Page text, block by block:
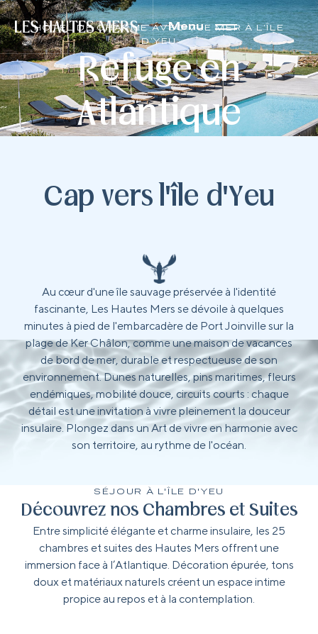
Menu
HÔTEL DE CHARME AVEC VUE MER À L’ÎLE
D’YEU
Refuge en
Atlantique
Cap vers l'île d'Yeu
Au cœur d'une île sauvage préservée à l'identité
fascinante, Les Hautes Mers se dévoile à quelques
minutes à pied de l'embarcadère de Port Joinville sur la
plage de Ker Châlon, comme une maison de vacances
de bord de mer, durable et respectueuse de son
environnement. Dunes naturelles, pins maritimes, fleurs
endémiques, mobilité douce, circuits courts : chaque
détail est une invitation à vivre pleinement la douceur
insulaire. Plongez dans un Art de vivre en harmonie avec
son territoire, au rythme de l'océan.
SÉJOUR À L'ÎLE D'YEU
Découvrez nos Chambres et Suites
Entre simplicité élégante et charme insulaire, les 25
chambres et suites des Hautes Mers offrent une
immersion face à l’Atlantique. Décoration épurée, tons
doux et matériaux naturels créent un espace intime
propice au repos et à la contemplation.